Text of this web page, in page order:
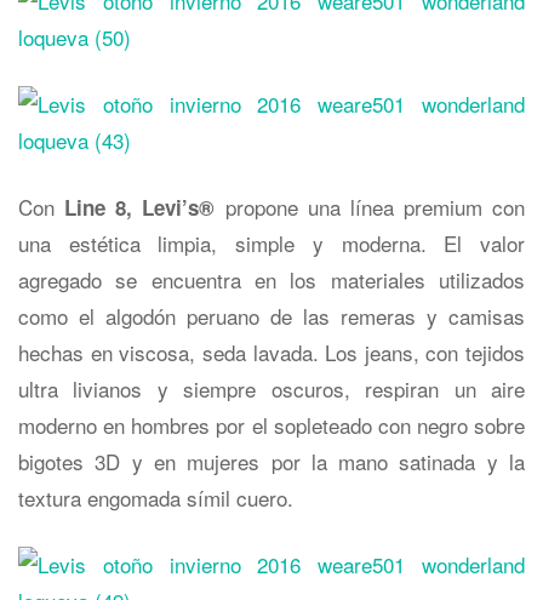
Con Line 8, Levi’s® propone una línea premium con
una estética limpia, simple y moderna. El valor
agregado se encuentra en los materiales utilizados
como el algodón peruano de las remeras y camisas
hechas en viscosa, seda lavada. Los jeans, con tejidos
ultra livianos y siempre oscuros, respiran un aire
moderno en hombres por el sopleteado con negro sobre
bigotes 3D y en mujeres por la mano satinada y la
textura engomada símil cuero.